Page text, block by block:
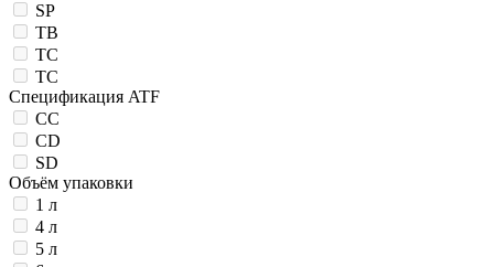
SP
TB
TC
ТС
Спецификация ATF
CC
CD
SD
Объём упаковки
1 л
4 л
5 л